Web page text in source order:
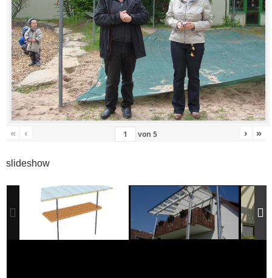
« ‹ von 5 › »
slideshow